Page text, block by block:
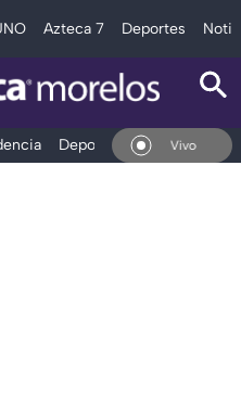
Azteca 7 Deportes
Deportes Espectáculos
En Vivo